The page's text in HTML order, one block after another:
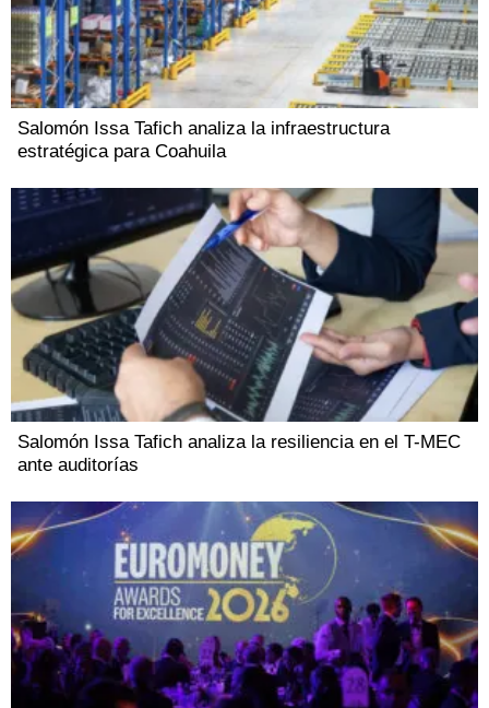
Salomón Issa Tafich analiza la infraestructura
estratégica para Coahuila
Salomón Issa Tafich analiza la resiliencia en el T-MEC
ante auditorías